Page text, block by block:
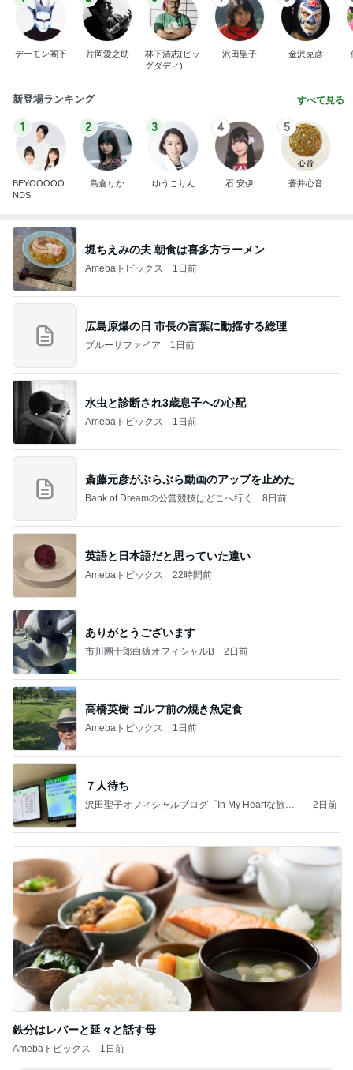
デーモン閣下 片岡愛之助
林下清志(ビッ
グダディ)
沢田聖子 金沢克彦
新登場ランキング すべて見る
1
BEYOOOOO
NDS
2
島倉りか
3
ゆうこりん
4
石 安伊
5
蒼井心音
堀ちえみの夫 朝食は喜多方ラーメン
Amebaトピックス 1日前
広島原爆の日 市長の言葉に動揺する総理
ブルーサファイア 1日前
水虫と診断され3歳息子への心配
Amebaトピックス 1日前
斎藤元彦がぶらぶら動画のアップを止めた
Bank of Dreamの公営競技はどこへ行く 8日前
英語と日本語だと思っていた違い
Amebaトピックス 22時間前
ありがとうございます
市川團十郎白猿オフィシャルB 2日前
高橋英樹 ゴルフ前の焼き魚定食
Amebaトピックス 1日前
７人待ち
沢田聖子オフィシャルブログ「In My Heartな旅日
2日前
鉄分はレバーと延々と話す母
Amebaトピックス 1日前